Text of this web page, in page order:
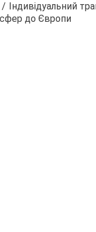
Індивідуальний